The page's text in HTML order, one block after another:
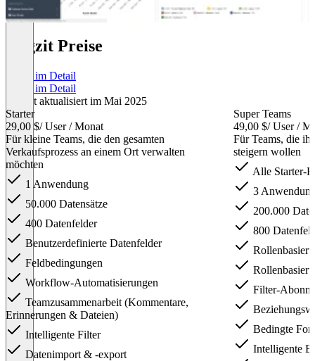
Orgzit Preise
Preise im Detail
Preise im Detail
Zuletzt aktualisiert im Mai 2025
Starter
29,00 $/ User / Monat
Für kleine Teams, die den gesamten
Verkaufsprozess an einem Ort verwalten
möchten
1 Anwendung
50.000 Datensätze
400 Datenfelder
Benutzerdefinierte Datenfelder
Feldbedingungen
Workflow-Automatisierungen
Teamzusammenarbeit (Kommentare,
Erinnerungen & Dateien)
Intelligente Filter
Datenimport & -export
Super Teams
49,00 $/ User /
Für Teams, die
steigern wollen
Alle Starter-
3
200.000
800
Filter-
Bedingte
Intelligente